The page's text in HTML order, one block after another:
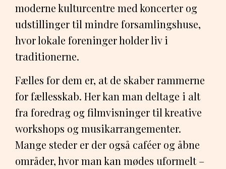
moderne kulturcentre med koncerter og
udstillinger til mindre forsamlingshuse,
hvor lokale foreninger holder liv i
traditionerne.
Fælles for dem er, at de skaber rammerne
for fællesskab. Her kan man deltage i alt
fra foredrag og filmvisninger til kreative
workshops og musikarrangementer.
Mange steder er der også caféer og åbne
områder, hvor man kan mødes uformelt –